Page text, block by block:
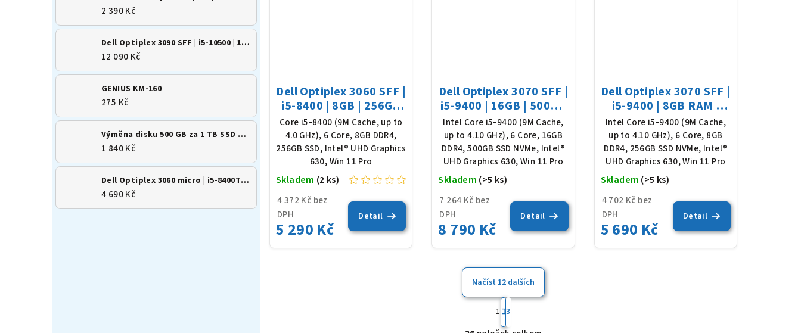
2 390 Kč
Dell Optiplex 3090 SFF | i5-10500 | 16GB | 500GB SSD | Win 11
12 090 Kč
GENIUS KM-160
275 Kč
Výměna disku 500 GB za 1 TB SSD M.2 NVMe
1 840 Kč
Dell Optiplex 3060 micro | i5-8400T | 8GB | 256GB SSD | Win 11
4 690 Kč
Dell Optiplex 3060 SFF |
i5-8400 | 8GB | 256GB
SSD | Win 11
Core i5-8400 (9M Cache, up to
4.0 GHz), 6 Core, 8GB DDR4,
256GB SSD, Intel® UHD Graphics
630, Win 11 Pro
4 372 Kč bez
DPH
5 290 Kč
Skladem (2 ks)
Detail
Dell Optiplex 3070 SFF |
i5-9400 | 16GB | 500GB
SSD | Win 11
Intel Core i5-9400 (9M Cache,
up to 4.10 GHz), 6 Core, 16GB
DDR4, 500GB SSD NVMe, Intel®
UHD Graphics 630, Win 11 Pro
7 264 Kč bez
DPH
8 790 Kč
Skladem (>5 ks)
Průměrné
hodnocení
produktu
je
Detail
Dell Optiplex 3070 SFF |
i5-9400 | 8GB RAM |
256GB SSD NVMe | Win
11 Pro
Intel Core i5-9400 (9M Cache,
up to 4.10 GHz), 6 Core, 8GB
DDR4, 256GB SSD NVMe, Intel®
UHD Graphics 630, Win 11 Pro
4 702 Kč bez
DPH
5 690 Kč
Skladem (>5 ks)
hodnocení
je
Detail
O
Načíst 12 dalších
S
t
1 3